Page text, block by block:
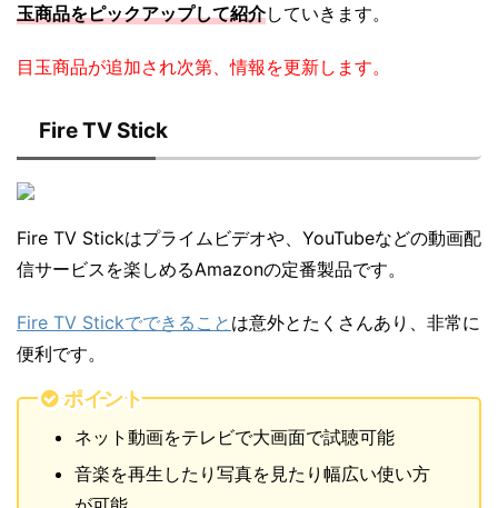
玉商品をピックアップして紹介していきます。
目玉商品が追加され次第、情報を更新します。
Fire TV Stick
Fire TV Stickはプライムビデオや、YouTubeなどの動画配
信サービスを楽しめるAmazonの定番製品です。
Fire TV Stickでできること は意外とたくさんあり、非常に
便利です。
ポイント
ネット動画をテレビで大画面で試聴可能
音楽を再生したり写真を見たり幅広い使い方